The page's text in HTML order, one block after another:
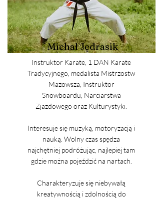
Michał Jędrasik
Instruktor Karate, 1 DAN Karate
Tradycyjnego, medalista Mistrzostw
Mazowsza, Instruktor
Snowboardu, Narciarstwa
Zjazdowego oraz Kulturystyki.
Interesuje się muzyką, motoryzacją i
nauką. Wolny czas spędza
najchętniej podróżując, najlepiej tam
gdzie można pojeździć na nartach.
Charakteryzuje się niebywałą
kreatywnością i zdolnością do